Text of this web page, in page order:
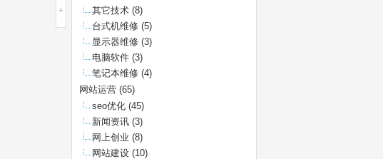
其它技术 (8)
台式机维修 (5)
显示器维修 (3)
电脑软件 (3)
笔记本维修 (4)
网站运营 (65)
seo优化 (45)
新闻资讯 (3)
网上创业 (8)
网站建设 (10)